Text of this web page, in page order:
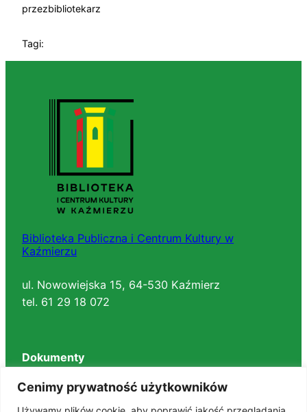
Cenimy prywatność użytkowników
przezbibliotekarz
Tagi:
Biblioteka Publiczna i Centrum Kultury w
Kaźmierzu
ul. Nowowiejska 15, 64-530 Kaźmierz
tel. 61 29 18 072
Dokumenty
Regulaminy